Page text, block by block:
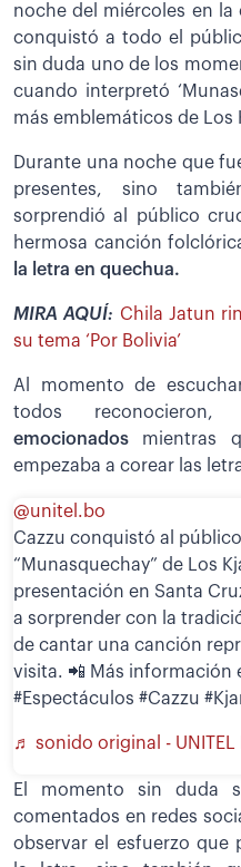
noche del miércoles en
conquistó a todo el
sin duda uno de los
cuando interpretó
más emblemáticos de Los
Durante una noche que
presentes, sino
sorprendió al público
hermosa canción
la letra en quechua.
MIRA AQUÍ: Chila Jatun
su tema ‘Por Bolivia’
Al momento de
todos reconocieron,
emocionados mientras
empezaba a corear las
@unitel.bo
Cazzu conquistó al
“Munasquechay” de Los
presentación en Santa
a sorprender con la
de cantar una canción
visita. 📲 Más información
#Espectáculos #Cazzu
♬ sonido original - UNITEL
El momento sin duda
comentados en redes
observar el esfuerzo que